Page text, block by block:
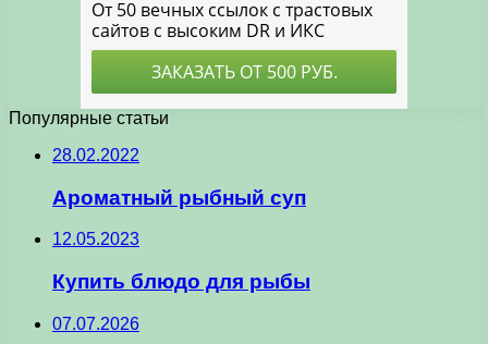
Популярные статьи
28.02.2022
Ароматный рыбный суп
12.05.2023
Купить блюдо для рыбы
07.07.2026